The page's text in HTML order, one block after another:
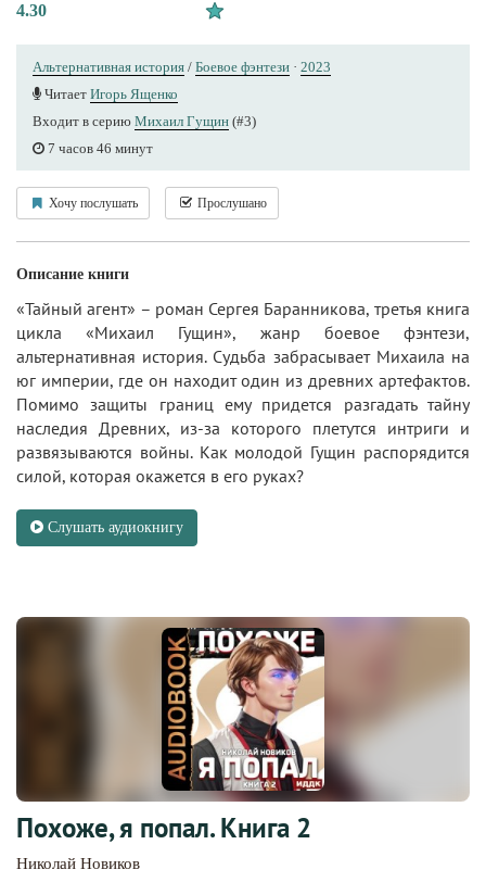
4.30
Альтернативная история / Боевое фэнтези · 2023
Читает Игорь Ященко
Входит в серию Михаил Гущин (#3)
7 часов 46 минут
Хочу послушать Прослушано
Описание книги
«Тайный агент» – роман Сергея Баранникова, третья книга
цикла «Михаил Гущин», жанр боевое фэнтези,
альтернативная история. Судьба забрасывает Михаила на
юг империи, где он находит один из древних артефактов.
Помимо защиты границ ему придется разгадать тайну
наследия Древних, из-за которого плетутся интриги и
развязываются войны. Как молодой Гущин распорядится
силой, которая окажется в его руках?
Слушать аудиокнигу
Похоже, я попал. Книга 2
Николай Новиков